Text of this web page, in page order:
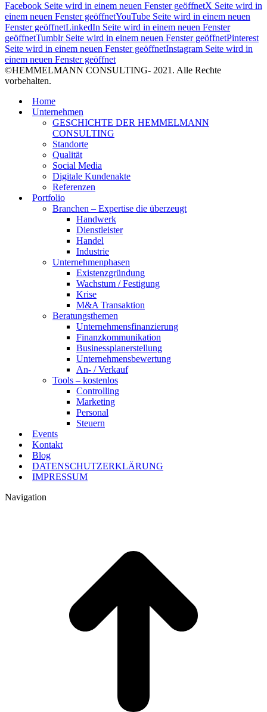
Facebook Seite wird in einem neuen Fenster geöffnetX Seite wird in
einem neuen Fenster geöffnetYouTube Seite wird in einem neuen
Fenster geöffnetLinkedIn Seite wird in einem neuen Fenster
geöffnetTumblr Seite wird in einem neuen Fenster geöffnetPinterest
Seite wird in einem neuen Fenster geöffnetInstagram Seite wird in
einem neuen Fenster geöffnet
©HEMMELMANN CONSULTING- 2021. Alle Rechte
vorbehalten.
Home
Unternehmen
GESCHICHTE DER HEMMELMANN
CONSULTING
Standorte
Qualität
Social Media
Digitale Kundenakte
Referenzen
Portfolio
Branchen – Expertise die überzeugt
Handwerk
Dienstleister
Handel
Industrie
Unternehmenphasen
Existenzgründung
Wachstum / Festigung
Krise
M&A Transaktion
Beratungsthemen
Unternehmensfinanzierung
Finanzkommunikation
Businessplanerstellung
Unternehmensbewertung
An- / Verkauf
Tools – kostenlos
Controlling
Marketing
Personal
Steuern
Events
Kontakt
Blog
DATENSCHUTZERKLÄRUNG
IMPRESSUM
Navigation